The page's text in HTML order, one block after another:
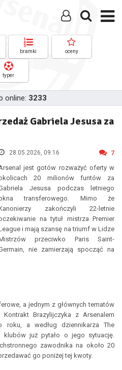
bramki oceny
typer
online: 3233
Gabriela Jesusa za
28.05.2026, 09:16 7
jest gotów rozważyć oferty w
20 milionów funtów za
Jesusa podczas letniego
transferowego. Mimo że
zakończyli 22-letnie
na tytuł mistrza Premier
i mają szansę na triumf w Lidze
przeciwko Paris Saint-
nie zamierzają spocząć na
a jednym z głównych tematów
Brazylijczyka z Arsenalem
roku, a według dziennikarza The
klubów już pytało o jego sytuację.
zawodnika na około 20
go poniżej tej kwoty.